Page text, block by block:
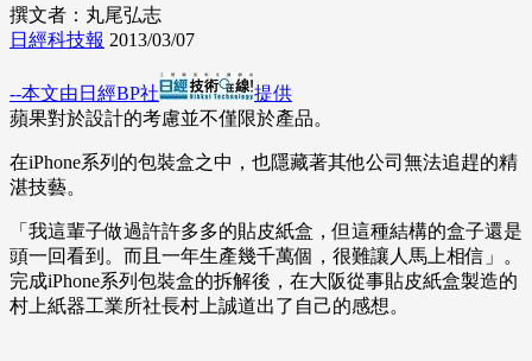
撰文者：丸尾弘志
日經科技報 2013/03/07
--本文由日經BP社
提供
蘋果對於設計的考慮並不僅限於產品。
在iPhone系列的包裝盒之中，也隱藏著其他公司無法追趕的精
湛技藝。
「我這輩子做過許許多多的貼皮紙盒，但這種結構的盒子還是
頭一回看到。而且一年生產幾千萬個，很難讓人馬上相信」。
完成iPhone系列包裝盒的拆解後，在大阪從事貼皮紙盒製造的
村上紙器工業所社長村上誠道出了自己的感想。